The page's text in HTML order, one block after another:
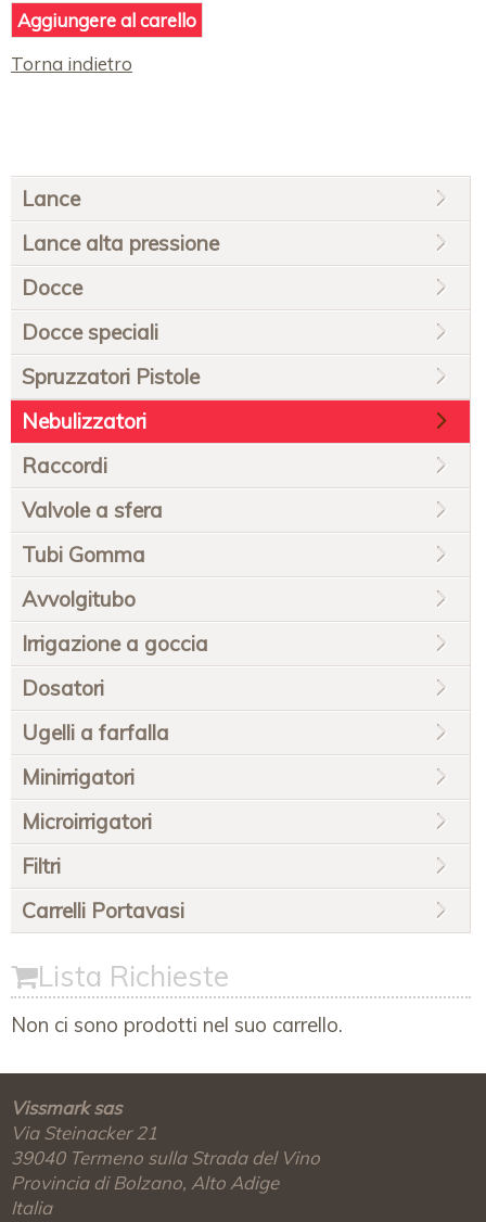
Torna indietro
Salta
la
navigazione
Lance
Lance alta pressione
Docce
Docce speciali
Spruzzatori Pistole
Nebulizzatori
Raccordi
Valvole a sfera
Tubi Gomma
Avvolgitubo
Irrigazione a goccia
Dosatori
Ugelli a farfalla
Minirrigatori
Microirrigatori
Filtri
Carrelli Portavasi
Lista Richieste
Non ci sono prodotti nel suo carrello.
Vissmark sas
Via Steinacker 21
39040 Termeno sulla Strada del Vino
Provincia di Bolzano, Alto Adige
Italia